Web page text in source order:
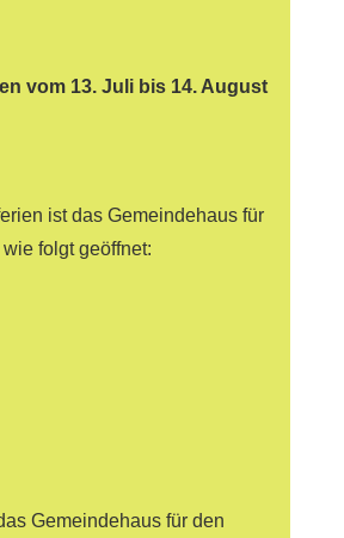
vom 13. Juli bis 14. August
ist das Gemeindehaus für
folgt geöffnet:
Gemeindehaus für den